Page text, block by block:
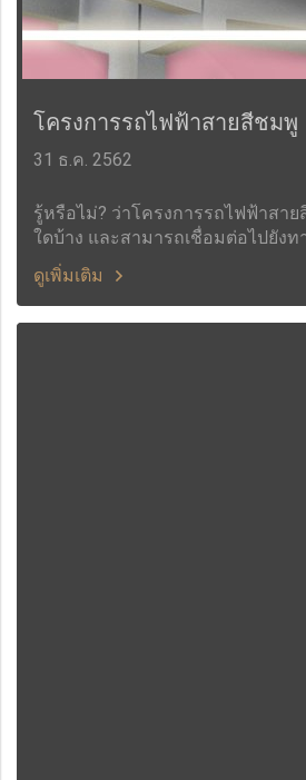
โครงการรถไฟฟ้าสายสีชมพู
31 ธ.ค. 2562
รู้หรือไม่? ว่าโครงการรถไฟฟ้าสา
ใดบ้าง และสามารถเชื่อมต่อไปยังท
ดูเพิ่มเติม